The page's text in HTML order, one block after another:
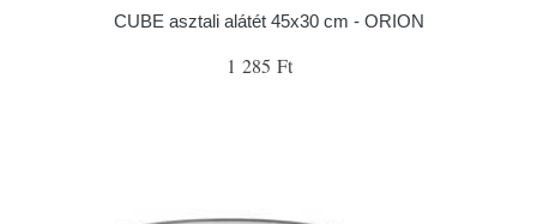
CUBE asztali alátét 45x30 cm - ORION
1 285 Ft